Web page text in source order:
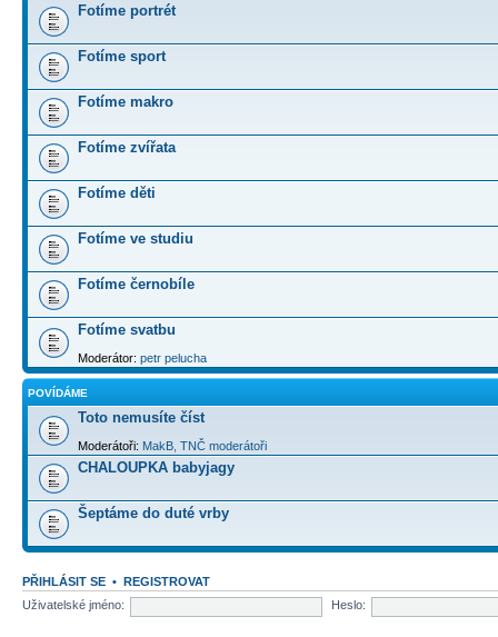
Fotíme portrét
Fotíme sport
Fotíme makro
Fotíme zvířata
Fotíme děti
Fotíme ve studiu
Fotíme černobíle
Fotíme svatbu
Moderátor: petr pelucha
POVÍDÁME
Toto nemusíte číst
Moderátoři: MakB TNČ moderátoři
CHALOUPKA babyjagy
Šeptáme do duté vrby
PŘIHLÁSIT SE • REGISTROVAT
Uživatelské jméno:
Heslo: